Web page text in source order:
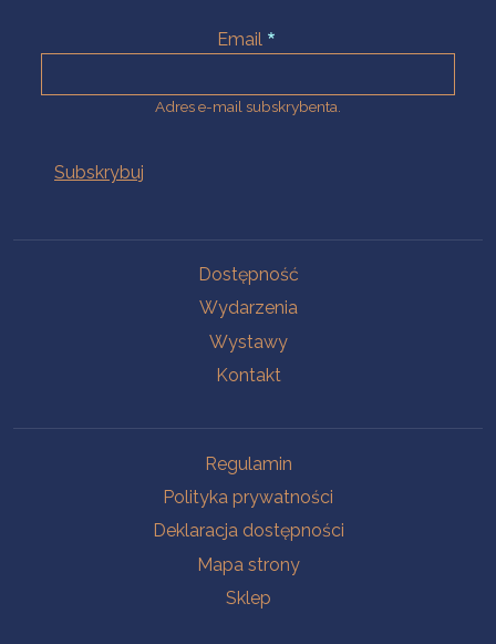
Email
Adres e-mail subskrybenta.
Dostępność
Wydarzenia
Wystawy
Kontakt
Regulamin
Polityka prywatności
Deklaracja dostępności
Mapa strony
Sklep